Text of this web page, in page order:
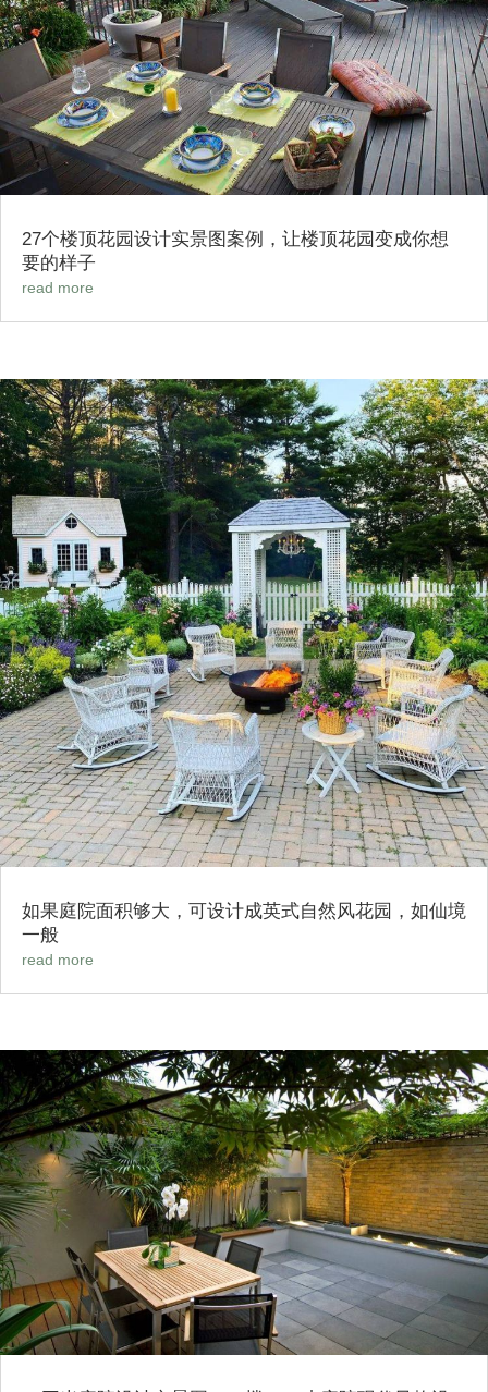
27个楼顶花园设计实景图案例，让楼顶花园变成你想
要的样子
read more
如果庭院面积够大，可设计成英式自然风花园，如仙境
一般
read more